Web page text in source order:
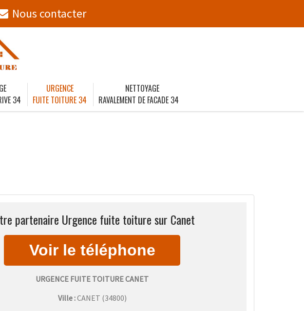
Nous contacter
34
URGENCE
FUITE TOITURE 34
NETTOYAGE
RAVALEMENT DE FACADE 34
partenaire Urgence fuite toiture sur Canet
URGENCE FUITE TOITURE CANET
Ville :CANET (34800)